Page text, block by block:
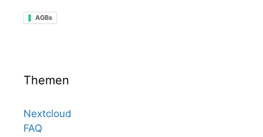
AGBs
Themen
Nextcloud
FAQ